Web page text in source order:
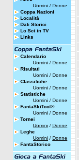
Uomini / Donne
Coppa Nazioni
Località
Dati Storici
Lo Sci in TV
Links
Calendario
Uomini / Donne
Risultati
Uomini / Donne
Classifiche
Uomini / Donne
Statistiche
Uomini / Donne
FantaSkiTool®
Uomini / Donne
Tornei
Uomini / Donne
Leghe
Uomini / Donne
FantaStorico